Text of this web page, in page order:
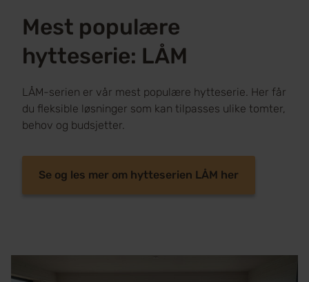
Mest populære
hytteserie: LÅM
LÅM-serien er vår mest populære hytteserie. Her får
du fleksible løsninger som kan tilpasses ulike tomter,
behov og budsjetter.
Se og les mer om hytteserien LÅM her